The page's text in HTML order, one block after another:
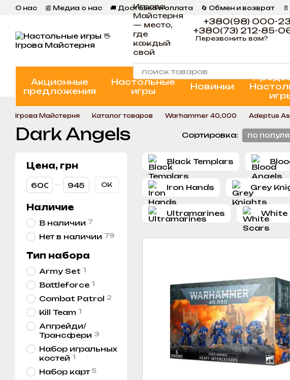
Перейти к основному контенту
О нас 📰 Медиа о нас 🚚 Доставка и оплата 🔄 Обмен и возврат
📄 Пользовательское соглашение
💬 Отзывы 📝 Блог 📞 Контакты
Игрова
Майстерня
— место,
где
каждый
свой
+380(98) 000-
+380(73) 212-85-
Перезвонить вам?
Акционные
предложения
Настольные
игры
Новинки
Ігрова Майстерня Каталог товаров Warhammer 40,000 Adeptus
Dark Angels Сортировка: по
Black Templars
Iron Hands Grey
Ultramarines White
Цена, грн
От Цена, грн
До Цена, грн OK
Наличие
В наличии 7
Нет в наличии 79
Тип набора
Army Set 1
Battleforce 1
Combat Patrol 2
Kill Team 1
Апгрейди/
Трансфери 3
Набор игральных
костей 1
Набор карт 5